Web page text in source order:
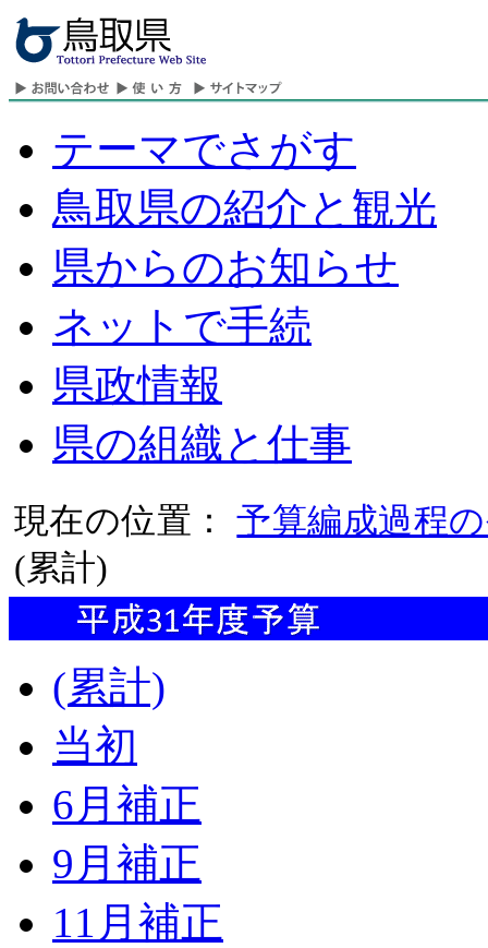
テーマでさがす
鳥取県の紹介と観光
県からのお知らせ
ネットで手続
県政情報
県の組織と仕事
現在の位置：予算編成過程
(累計)
(累計)
当初
6月補正
9月補正
11月補正